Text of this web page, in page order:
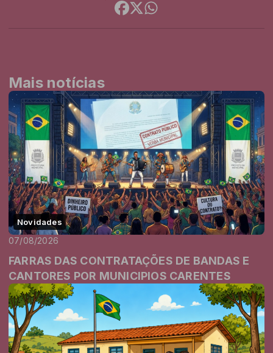
Mais notícias
Novidades
07/08/2026
FARRAS DAS CONTRATAÇÕES DE BANDAS E
CANTORES POR MUNICIPIOS CARENTES